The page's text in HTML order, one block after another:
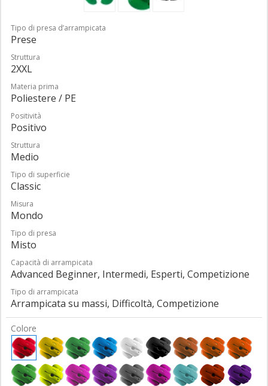
Tipo di presa d’arrampicata
Prese
Struttura
2XXL
Materia prima
Poliestere / PE
Positività
Positivo
Struttura
Medio
Tipo di superficie
Classic
Misura
Mondo
Tipo di presa
Misto
Capacità di arrampicata
Advanced Beginner, Intermedi, Esperti, Competizione
Tipo di arrampicata
Arrampicata su massi, Difficoltà, Competizione
Colore